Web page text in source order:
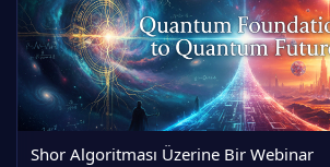
Shor Algoritması Üzerine Bir Webinar